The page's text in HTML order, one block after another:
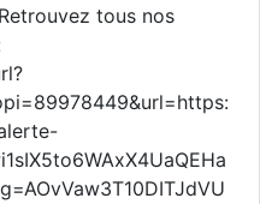
tous nos